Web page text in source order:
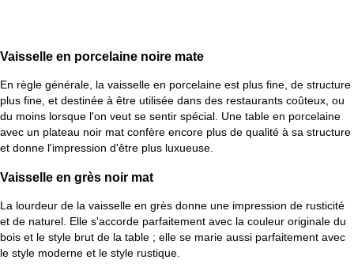
Vaisselle en porcelaine noire mate
En règle générale, la vaisselle en porcelaine est plus fine, de structure
plus fine, et destinée à être utilisée dans des restaurants coûteux, ou
du moins lorsque l'on veut se sentir spécial. Une table en porcelaine
avec un plateau noir mat confère encore plus de qualité à sa structure
et donne l'impression d'être plus luxueuse.
Vaisselle en grès noir mat
La lourdeur de la vaisselle en grès donne une impression de rusticité
et de naturel. Elle s'accorde parfaitement avec la couleur originale du
bois et le style brut de la table ; elle se marie aussi parfaitement avec
le style moderne et le style rustique.